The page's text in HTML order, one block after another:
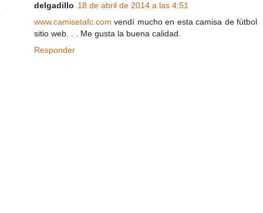
delgadillo 18 de abril de 2014 a las 4:51
www.camisetafc.com vendí mucho en esta camisa de fútbol
sitio web. . . Me gusta la buena calidad.
Responder